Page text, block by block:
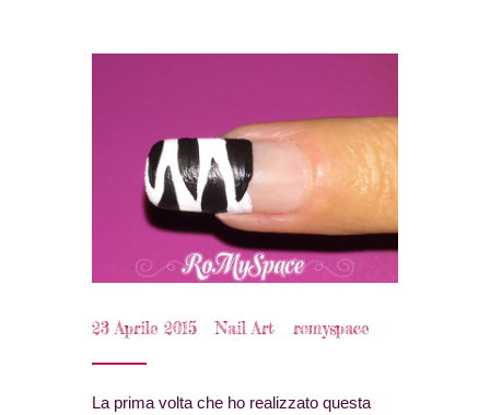
23 Aprile 2015 Nail Art romyspace
La prima volta che ho realizzato questa